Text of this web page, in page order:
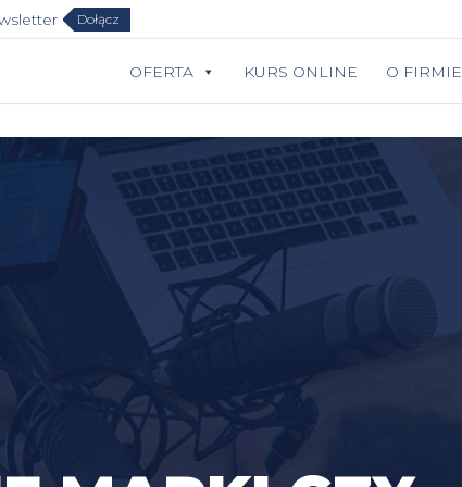
Dołącz
OFERTA KURS ONLINE O FIRMIE